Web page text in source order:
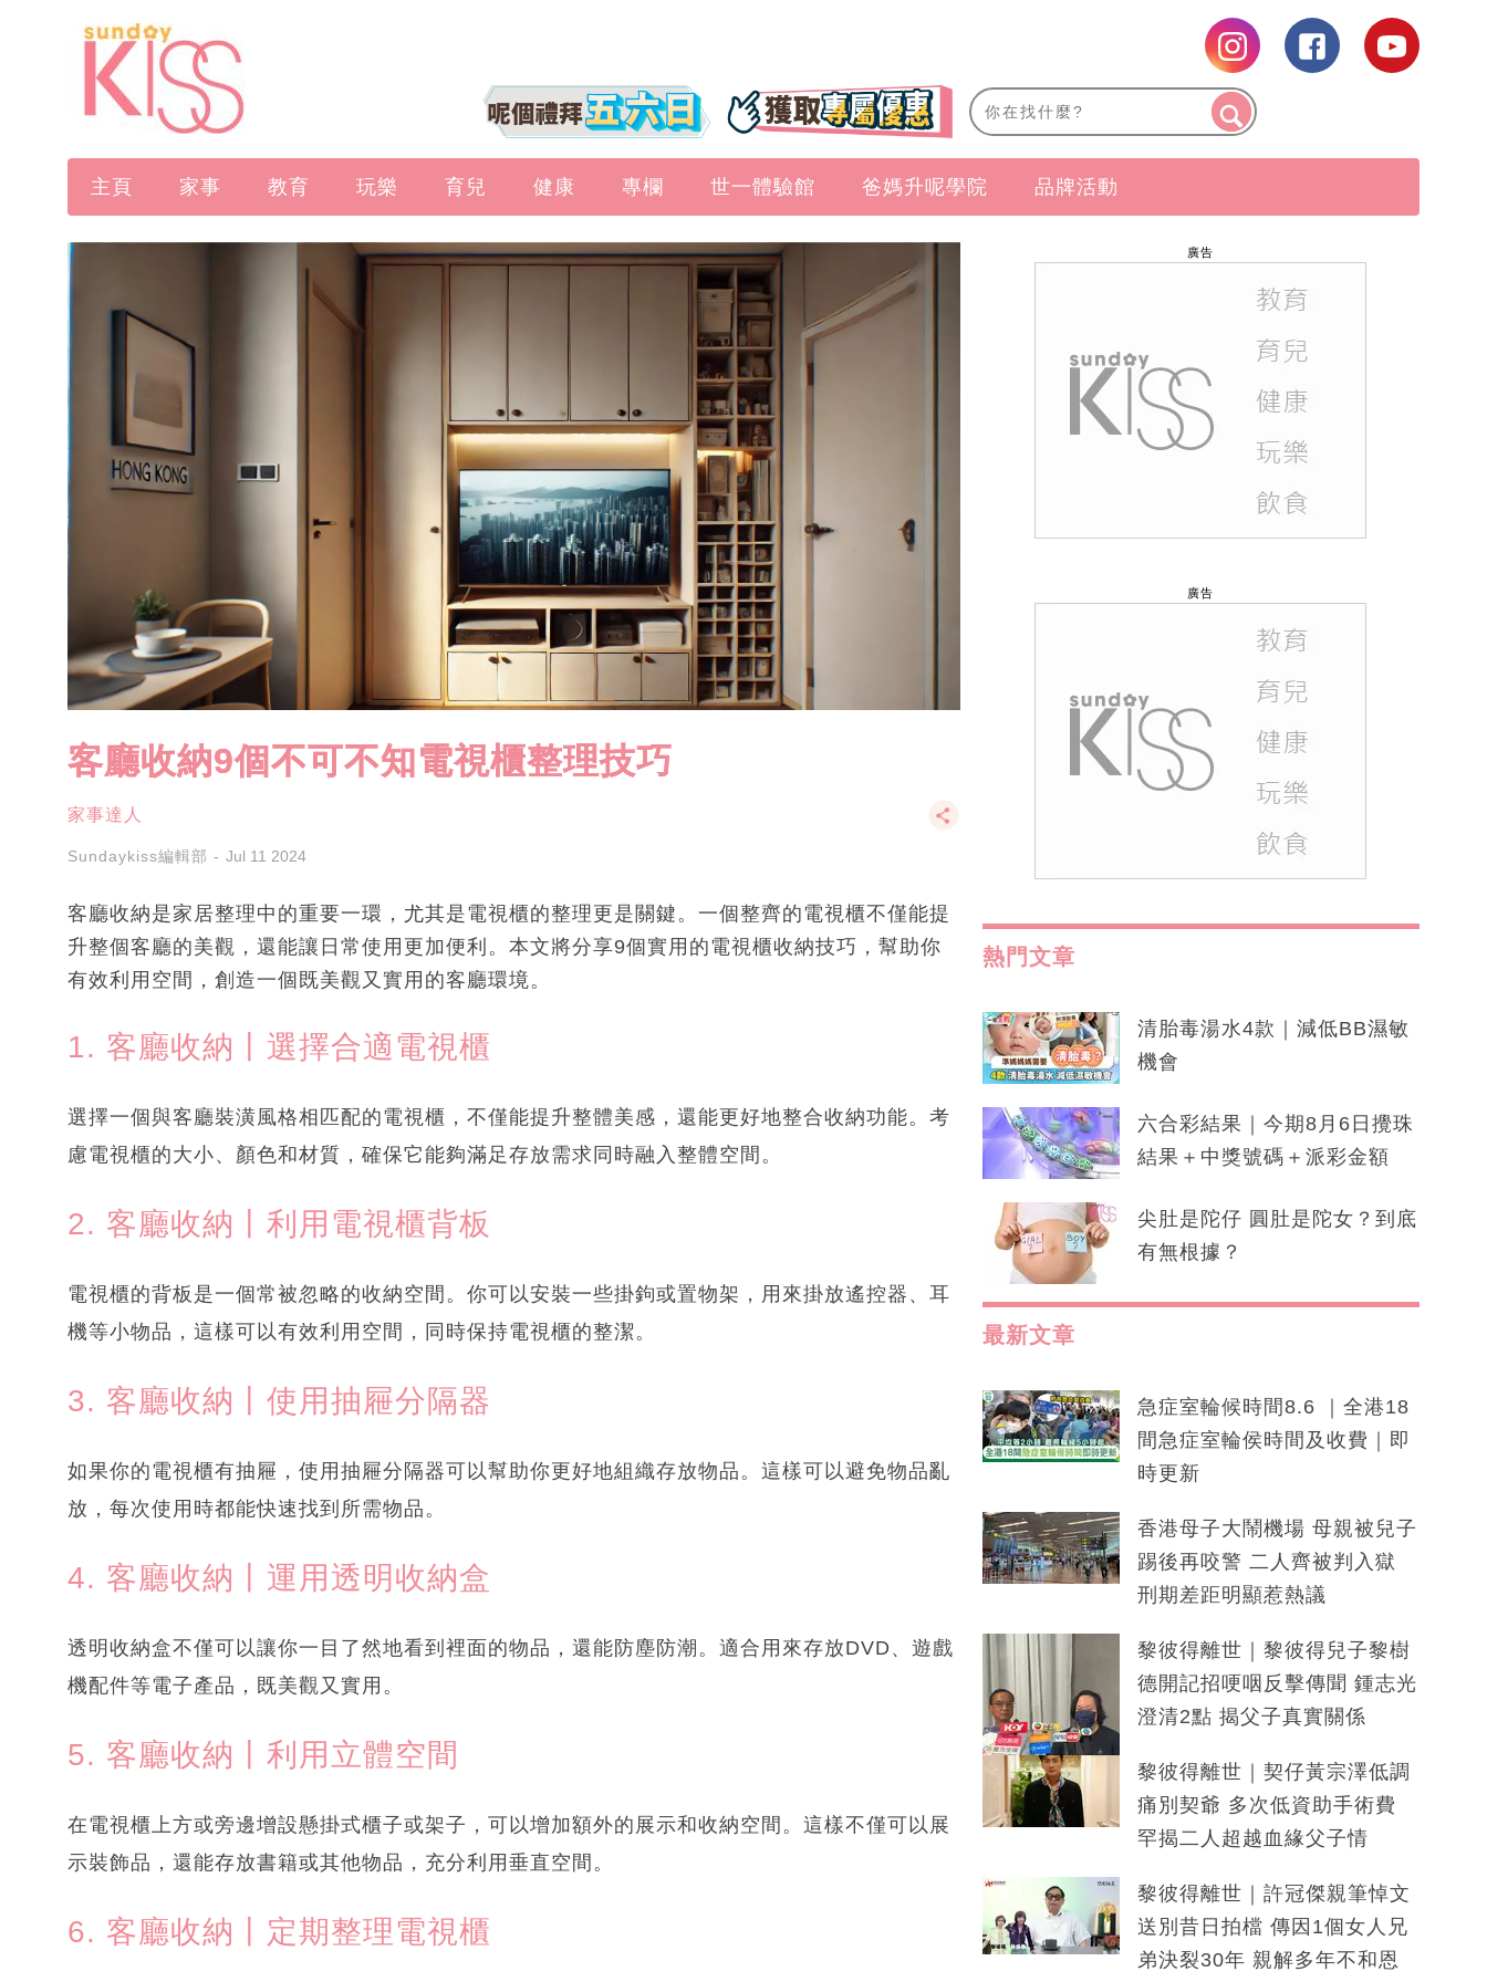
主頁 家事 教育 玩樂 育兒 健康 專欄 世一體驗館 爸媽升呢學院 品牌活動
客廳收納9個不可不知電視櫃整理技巧
家事達人
Sundaykiss編輯部 Jul 11 2024
客廳收納是家居整理中的重要一環，尤其是電視櫃的整理更是關鍵。一個整齊的電視櫃不僅能提
升整個客廳的美觀，還能讓日常使用更加便利。本文將分享9個實用的電視櫃收納技巧，幫助你
有效利用空間，創造一個既美觀又實用的客廳環境。
1. 客廳收納丨選擇合適電視櫃
選擇一個與客廳裝潢風格相匹配的電視櫃，不僅能提升整體美感，還能更好地整合收納功能。考
慮電視櫃的大小、顏色和材質，確保它能夠滿足存放需求同時融入整體空間。
2. 客廳收納丨利用電視櫃背板
電視櫃的背板是一個常被忽略的收納空間。你可以安裝一些掛鉤或置物架，用來掛放遙控器、耳
機等小物品，這樣可以有效利用空間，同時保持電視櫃的整潔。
3. 客廳收納丨使用抽屜分隔器
如果你的電視櫃有抽屜，使用抽屜分隔器可以幫助你更好地組織存放物品。這樣可以避免物品亂
放，每次使用時都能快速找到所需物品。
4. 客廳收納丨運用透明收納盒
透明收納盒不僅可以讓你一目了然地看到裡面的物品，還能防塵防潮。適合用來存放DVD、遊戲
機配件等電子產品，既美觀又實用。
5. 客廳收納丨利用立體空間
在電視櫃上方或旁邊增設懸掛式櫃子或架子，可以增加額外的展示和收納空間。這樣不僅可以展
示裝飾品，還能存放書籍或其他物品，充分利用垂直空間。
6. 客廳收納丨定期整理電視櫃
廣告
廣告
熱門文章
清胎毒湯水4款｜減低BB濕敏
機會
六合彩結果｜今期8月6日攪珠
結果＋中獎號碼＋派彩金額
尖肚是陀仔 圓肚是陀女？到底
有無根據？
最新文章
急症室輪候時間8.6 ｜全港18
間急症室輪侯時間及收費｜即
時更新
香港母子大鬧機場 母親被兒子
踢後再咬警 二人齊被判入獄
刑期差距明顯惹熱議
黎彼得離世｜黎彼得兒子黎樹
德開記招哽咽反擊傳聞 鍾志光
澄清2點 揭父子真實關係
黎彼得離世｜契仔黃宗澤低調
痛別契爺 多次低資助手術費
罕揭二人超越血緣父子情
黎彼得離世｜許冠傑親筆悼文
送別昔日拍檔 傳因1個女人兄
弟決裂30年 親解多年不和恩